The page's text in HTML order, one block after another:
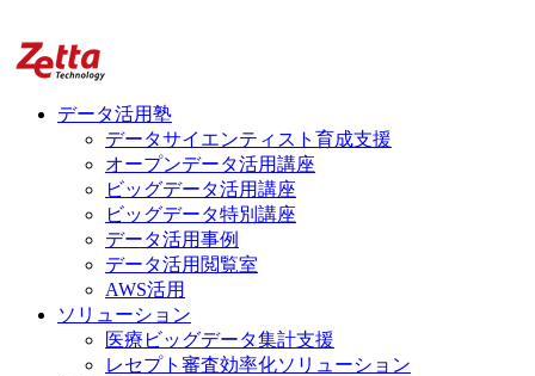
データ活用塾
データサイエンティスト育成支援
オープンデータ活用講座
ビッグデータ活用講座
ビッグデータ特別講座
データ活用事例
データ活用閲覧室
AWS活用
ソリューション
医療ビッグデータ集計支援
レセプト審査効率化ソリューション